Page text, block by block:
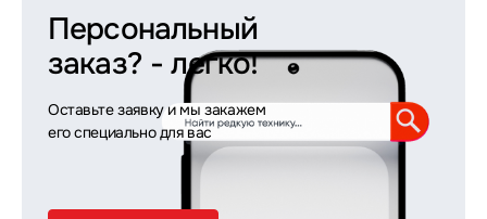
Персональный
заказ? - легко!
Оставьте заявку и мы закажем
его специально для вас